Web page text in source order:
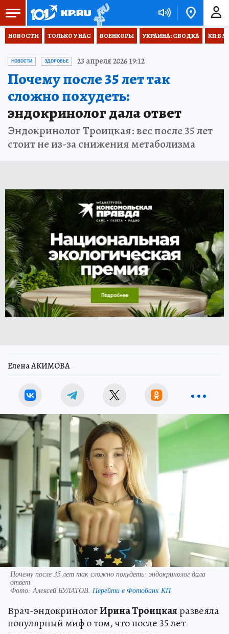
НОВОСТИ ТОЛЬКО У НАС ВОЕНКОРЫ УКРАИНА: СВОДКА КП В
НОВОСТИ ЗДОРОВЬЕ 23 апреля 2026 19:12
Почему после 35 лет так
сложно похудеть:
эндокринолог дала ответ
Эндокринолог Троицкая: вес после 35 лет
стоит не из-за снижения метаболизма
Елена АКИМОВА
Почему после 35 лет так сложно похудеть: эндокринолог дала
ответ
Фото: Алексей БУЛАТОВ. Перейти в Фотобанк КП
Врач-эндокринологИрина Троицкаяразвеяла
популярный миф о том, что после 35 лет